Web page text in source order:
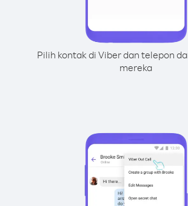
Pilih kontak di Viber dan telepon
mereka